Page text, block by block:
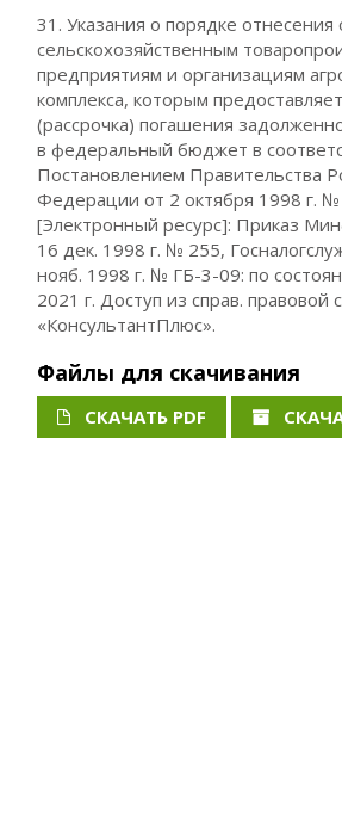
31. Указания о порядке отнесения
сельскохозяйственным
предприятиям и организациям
комплекса, которым
(рассрочка) погашения
в федеральный бюджет в
Постановлением Правительства
Федерации от 2 октября 1998 г.
[Электронный ресурс]: Приказ
16 дек. 1998 г. № 255,
нояб. 1998 г. № ГБ-3-09: по
2021 г. Доступ из справ. правовой
«КонсультантПлюс».
Файлы для скачивания
СКАЧАТЬ PDF